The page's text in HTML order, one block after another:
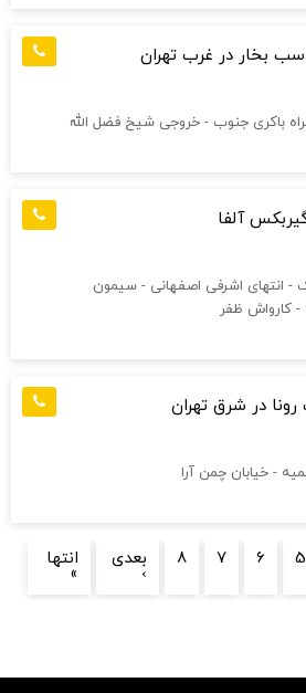
بخار در غرب تهران
باکری جنوب - خروجی شیخ فضل الله
آلفا
- انتهای اشرفی اصفهانی - سیمون
- کارواش ظفر
رونا در شرق تهران
- خیابان چمن آرا
5
6
7
8 بعدی
›
انتها
»